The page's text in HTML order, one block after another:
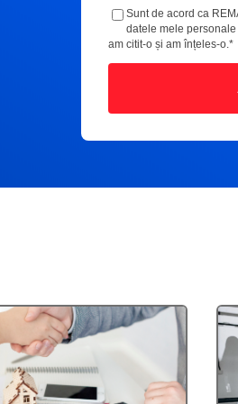
Sunt de acord ca
datele mele
am citit-o și am înțeles-o.*